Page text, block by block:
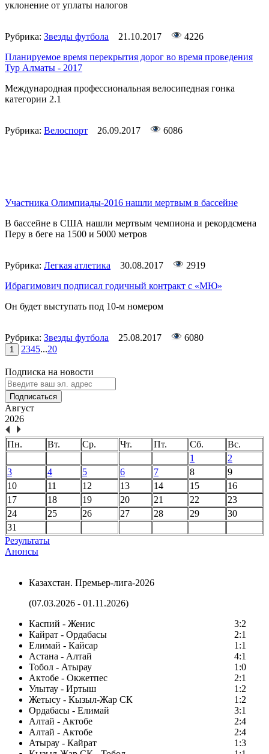
уклонение от уплаты налогов
Рубрика: Звезды футбола 21.10.2017
4226
Планируемое время перекрытия дорог во время проведения
Тур Алматы - 2017
Международная профессиональная велосипедная гонка
категории 2.1
Рубрика: Велоспорт 26.09.2017 6086
Участника Олимпиады-2016 нашли мертвым в бассейне
В бассейне в США нашли мертвым чемпиона и рекордсмена
Перу в беге на 1500 и 5000 метров
Рубрика: Легкая атлетика 30.08.2017
2919
Ибрагимович подписал годичный контракт с «МЮ»
Он будет выступать под 10-м номером
Рубрика: Звезды футбола 25.08.2017 6080
1 2345...20
Подписка на новости
Подписаться
Август
2026
Пн. Вт. Ср. Чт. Пт. Сб.
Вс.
1
2
3
4 5 6 7 8
9
10
11 12 13 14 15
16
17
18 19 20 21 22
23
24
25 26 27 28 29
30
31
Результаты
Анонсы
Казахстан. Премьер-лига-2026
(07.03.2026 - 01.11.2026)
Каспий - Женис
3:2
Кайрат - Ордабасы
2:1
Елимай - Кайсар
1:1
Астана - Алтай
4:1
Тобол - Атырау
1:0
Актобе - Окжетпес
2:1
Улытау - Иртыш
1:2
Жетысу - Кызыл-Жар СК
1:2
Ордабасы - Елимай
3:1
Алтай - Актобе
2:4
Алтай - Актобе
2:4
Атырау - Кайрат
1:3